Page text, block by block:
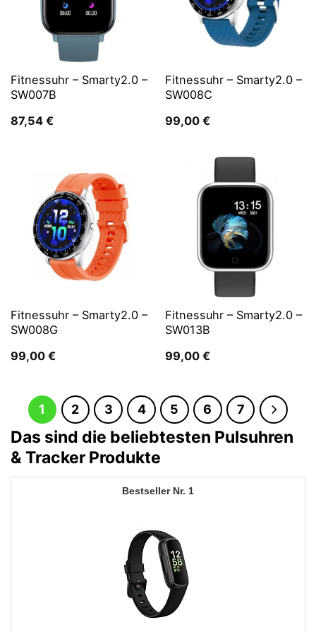
Fitnessuhr – Smarty2.0 –
SW007B
87,54 €
Fitnessuhr – Smarty2.0 –
SW008C
99,00 €
Fitnessuhr – Smarty2.0 –
SW008G
99,00 €
Fitnessuhr – Smarty2.0 –
SW013B
99,00 €
1 2 3 4 5 6 7
Das sind die beliebtesten Pulsuhren
& Tracker Produkte
1